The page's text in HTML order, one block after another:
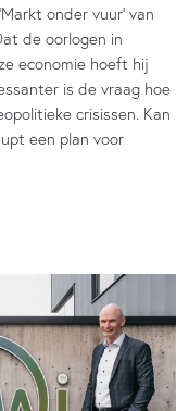
onder vuur’ van
de oorlogen in
economie hoeft hij
is de vraag hoe
crisissen. Kan
een plan voor